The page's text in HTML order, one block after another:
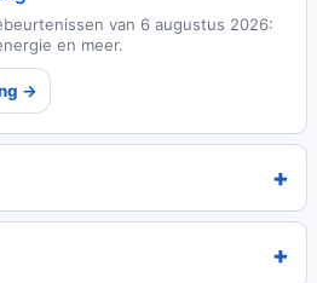
van 6 augustus 2026:
en meer.
→